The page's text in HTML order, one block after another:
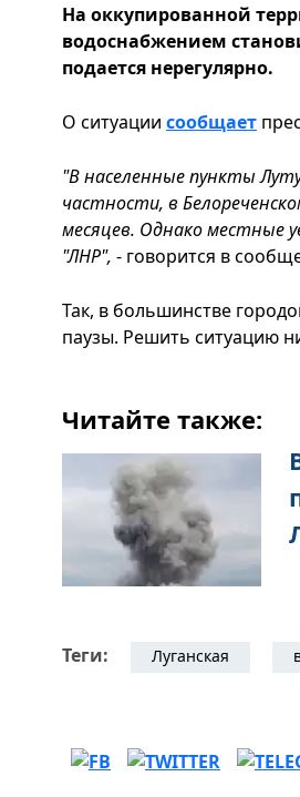
На оккупированной
водоснабжением
подается нерегулярно.
О ситуации сообщает
"В населенные пункты
частности, в
месяцев. Однако местные
"ЛНР", - говорится в
Так, в большинстве
паузы. Решить ситуацию
Читайте также:
Теги: Луганская